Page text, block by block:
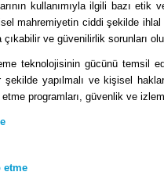
kullanımıyla ilgili bazı etik
mahremiyetin ciddi şekilde ihlal
ve güvenilirlik sorunları
teknolojisinin gücünü temsil
şekilde yapılmalı ve kişisel
programları, güvenlik ve
etme